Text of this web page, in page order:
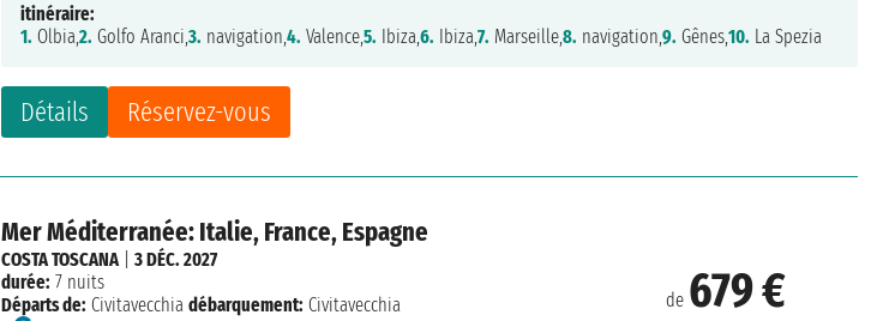
Détails Réservez-vous
itinéraire:
1. Olbia,2. Golfo Aranci,3. navigation,4. Valence,5. Ibiza,6. Ibiza,7. Marseille,8. navigation,9. Gênes,10. La Spezia
Mer Méditerranée: Italie, France, Espagne
de 679 €
COSTA TOSCANA|3 DÉC. 2027
durée: 7 nuits
Départs de: Civitavecchia débarquement: Civitavecchia